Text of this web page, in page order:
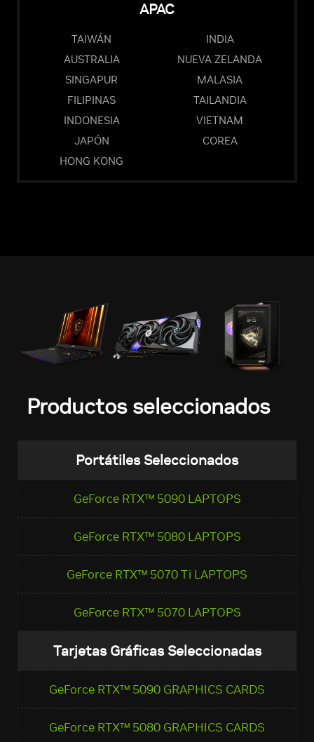
APAC
TAIWÁN
INDIA
AUSTRALIA
NUEVA ZELANDA
SINGAPUR
MALASIA
FILIPINAS
TAILANDIA
INDONESIA
VIETNAM
JAPÓN
COREA
HONG KONG
Productos seleccionados
Portátiles Seleccionados
GeForce RTX™ 5090 LAPTOPS
GeForce RTX™ 5080 LAPTOPS
GeForce RTX™ 5070 Ti LAPTOPS
GeForce RTX™ 5070 LAPTOPS
Tarjetas Gráficas Seleccionadas
GeForce RTX™ 5090 GRAPHICS CARDS
GeForce RTX™ 5080 GRAPHICS CARDS